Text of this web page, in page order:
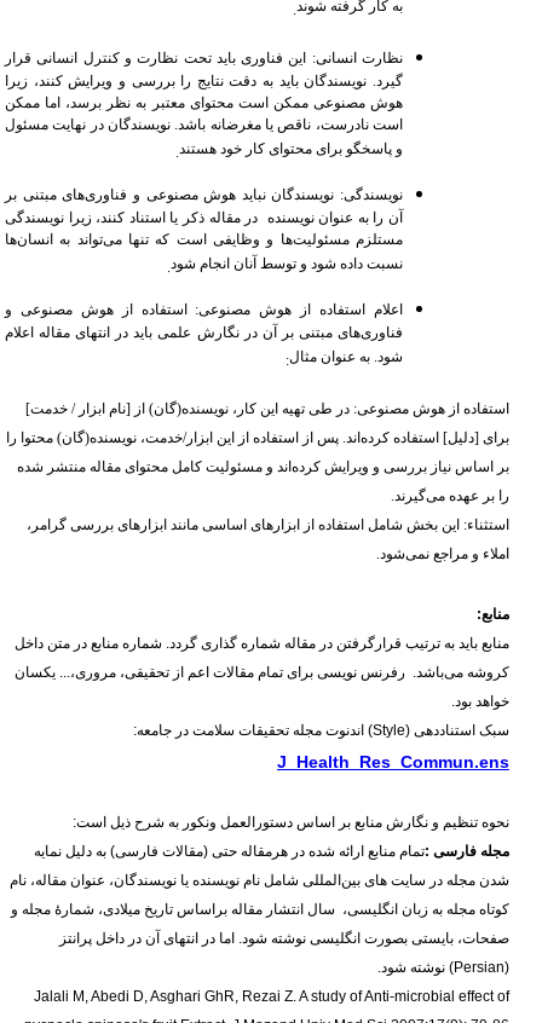
به کار گرفته شوند.
نظارت انسانی: این فناوری باید تحت نظارت و کنترل انسانی قرار
گیرد. نویسندگان باید به دقت نتایج را بررسی و ویرایش کنند، زیرا
هوش مصنوعی ممکن است محتوای معتبر به نظر برسد، اما ممکن
است نادرست، ناقص یا مغرضانه باشد. نویسندگان در نهایت مسئول
و پاسخگو برای محتوای کار خود هستند.
نویسندگی: نویسندگان نباید هوش مصنوعی و فناوری‌های مبتنی بر
آن را به عنوان نویسنده در مقاله ذکر یا استناد کنند، زیرا نویسندگی
مستلزم مسئولیت‌ها و وظایفی است که تنها می‌تواند به انسان‌ها
نسبت داده شود و توسط آنان انجام شود.
اعلام استفاده از هوش مصنوعی: استفاده از هوش مصنوعی و
فناوری‌های مبتنی بر آن در نگارش علمی باید در انتهای مقاله اعلام
شود. به عنوان مثال:
استفاده از هوش مصنوعی: در طی تهیه این کار، نویسنده(گان) از [نام ابزار / خدمت]
برای [دلیل] استفاده کرده‌اند. پس از استفاده از این ابزار/خدمت، نویسنده(گان) محتوا را
بر اساس نیاز بررسی و ویرایش کرده‌اند و مسئولیت کامل محتوای مقاله منتشر شده
را بر عهده می‌گیرند.
استثناء: این بخش شامل استفاده از ابزارهای اساسی مانند ابزارهای بررسی گرامر،
املاء و مراجع نمی‌شود.
منابع:
منابع باید به ترتیب قرارگرفتن در مقاله شماره گذاری گردد. شماره منابع در متن داخل
کروشه می‌باشد. رفرنس نویسی برای تمام مقالات اعم از تحقیقی، مروری،... یکسان
خواهد بود.
سبک استناددهی (Style) اندنوت مجله تحقیقات سلامت در جامعه:
J_Health_Res_Commun.ens
نحوه تنظیم و نگارش منابع بر اساس دستورالعمل ونکور به شرح ذیل است:
مجله فارسی :تمام منابع ارائه شده در هرمقاله حتی (مقالات فارسی) به دلیل نمایه
شدن مجله در سایت های بین‌المللی شامل نام نویسنده یا نویسندگان، عنوان مقاله، نام
کوتاه مجله به زبان انگلیسی، سال انتشار مقاله براساس تاریخ میلادی، شمارۀ مجله و
صفحات، بایستی بصورت انگلیسی نوشته شود. اما در انتهای آن در داخل پرانتز
Persian) نوشته شود.
Jalali M, Abedi D, Asghari GhR, Rezai Z. A study of Anti-microbial effect of